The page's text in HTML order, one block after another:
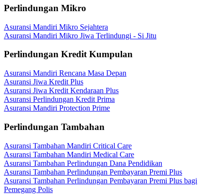
Perlindungan Mikro
Asuransi Mandiri Mikro Sejahtera
Asuransi Mandiri Mikro Jiwa Terlindungi - Si Jitu
Perlindungan Kredit Kumpulan
Asuransi Mandiri Rencana Masa Depan
Asuransi Jiwa Kredit Plus
Asuransi Jiwa Kredit Kendaraan Plus
Asuransi Perlindungan Kredit Prima
Asuransi Mandiri Protection Prime
Perlindungan Tambahan
Asuransi Tambahan Mandiri Critical Care
Asuransi Tambahan Mandiri Medical Care
Asuransi Tambahan Perlindungan Dana Pendidikan
Asuransi Tambahan Perlindungan Pembayaran Premi Plus
Asuransi Tambahan Perlindungan Pembayaran Premi Plus bagi
Pemegang Polis